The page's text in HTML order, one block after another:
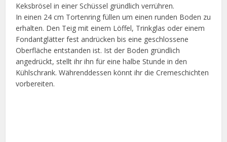
Keksbrösel in einer Schüssel gründlich verrühren.
In einen 24 cm Tortenring füllen um einen runden Boden zu
erhalten. Den Teig mit einem Löffel, Trinkglas oder einem
Fondantglätter fest andrücken bis eine geschlossene
Oberfläche entstanden ist. Ist der Boden gründlich
angedrückt, stellt ihr ihn für eine halbe Stunde in den
Kühlschrank. Währenddessen könnt ihr die Cremeschichten
vorbereiten.